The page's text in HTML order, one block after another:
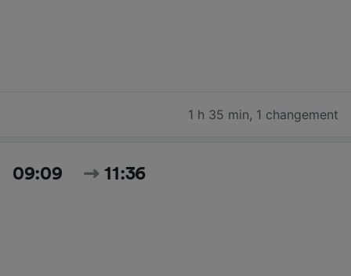
1 h 35 min, 1 changement
09:09 11:36